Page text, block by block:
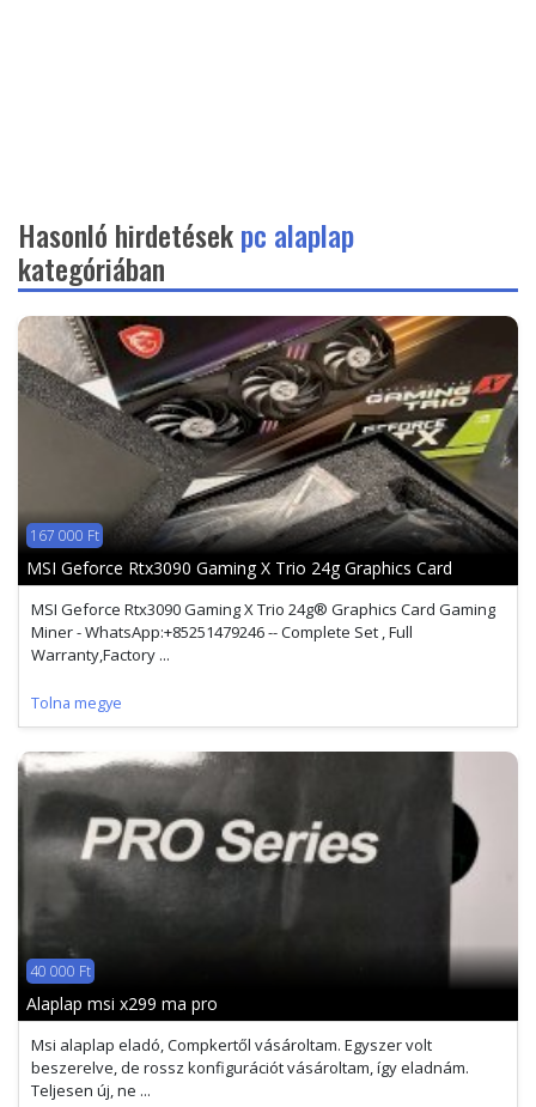
Hasonló hirdetésekpc alaplap
kategóriában
167 000 Ft
MSI Geforce Rtx3090 Gaming X Trio 24g Graphics Card
MSI Geforce Rtx3090 Gaming X Trio 24g® Graphics Card Gaming
Miner - WhatsApp:+85251479246 -- Complete Set , Full
Warranty,Factory ...
Tolna megye
40 000 Ft
Alaplap msi x299 ma pro
Msi alaplap eladó, Compkertől vásároltam. Egyszer volt
beszerelve, de rossz konfigurációt vásároltam, így eladnám.
Teljesen új, ne ...